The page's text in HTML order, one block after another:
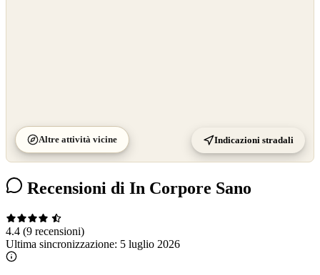
Altre attività vicine Indicazioni stradali
Recensioni di In Corpore Sano
4.4 (9 recensioni)
Ultima sincronizzazione: 5 luglio 2026